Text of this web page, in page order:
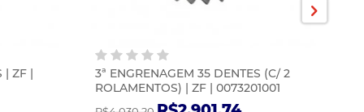
| ZF |
3ª ENGRENAGEM 35 DENTES (C/ 2
ROLAMENTOS) | ZF | 0073201001